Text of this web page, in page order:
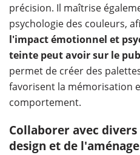
précision. Il maîtrise
psychologie des couleurs,
l'impact émotionnel et
teinte peut avoir sur le
permet de créer des
favorisent la mémorisation
comportement.
Collaborer avec
design et de